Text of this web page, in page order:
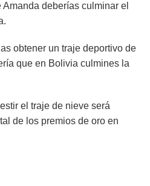
deberías culminar el
obtener un traje deportivo de
que en Bolivia culmines la
el traje de nieve será
de los premios de oro en